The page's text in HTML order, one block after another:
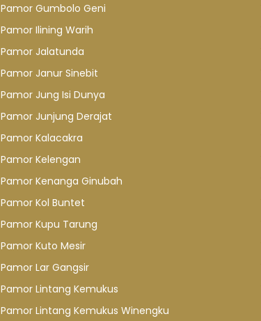
Pamor Gumbolo Geni
Pamor Ilining Warih
Pamor Jalatunda
Pamor Janur Sinebit
Pamor Jung Isi Dunya
Pamor Junjung Derajat
Pamor Kalacakra
Pamor Kelengan
Pamor Kenanga Ginubah
Pamor Kol Buntet
Pamor Kupu Tarung
Pamor Kuto Mesir
Pamor Lar Gangsir
Pamor Lintang Kemukus
Pamor Lintang Kemukus Winengku